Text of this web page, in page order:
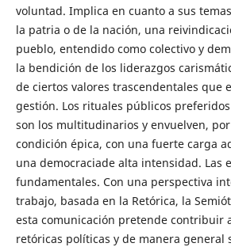
voluntad. Implica en cuanto a sus
la patria o de la nación, una
pueblo, entendido como colectivo y
la bendición de los liderazgos
de ciertos valores trascendentales que
gestión. Los rituales públicos
son los multitudinarios y envuelven,
condición épica, con una fuerte carga
una democraciade alta intensidad. Las
fundamentales. Con una perspectiva
trabajo, basada en la Retórica, la
esta comunicación pretende contribuir
retóricas políticas y de manera general